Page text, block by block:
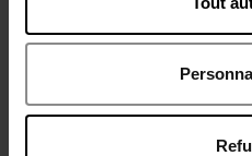
Oublié